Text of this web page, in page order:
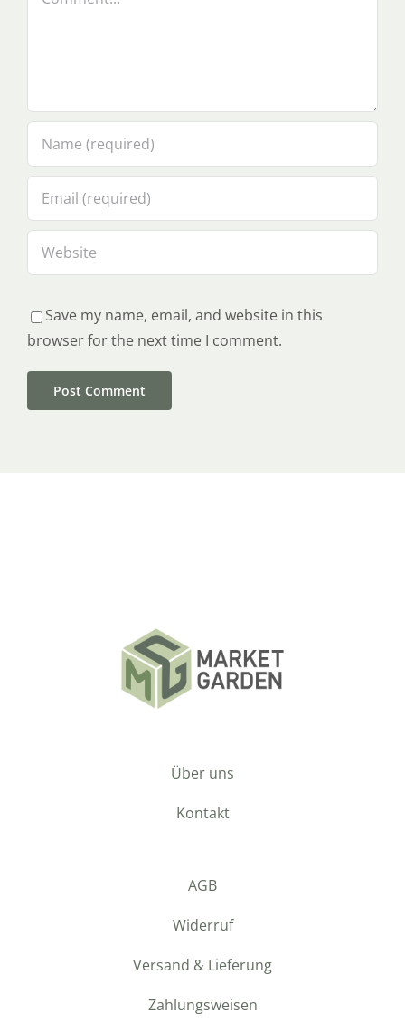
Save my name, email, and website in this
browser for the next time I comment.
Über uns
Kontakt
AGB
Widerruf
Versand & Lieferung
Zahlungsweisen